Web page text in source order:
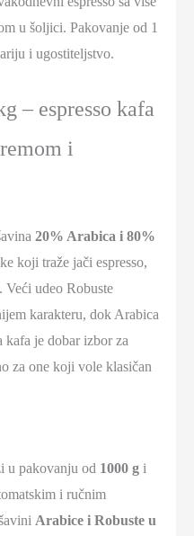
u šoljici. Pakovanje od 1
i ugostiteljstvo.
– espresso kafa
i
20% Arabica i 80%
koji traže jači espresso,
Veći udeo Robuste
karakteru, dok Arabica
je dobar izbor za
za one koji vole klasičan
u pakovanju od 1000 g i
i ručnim
Arabice i Robuste u